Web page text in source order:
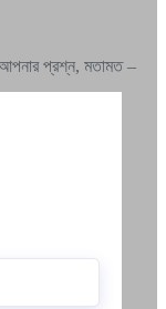
প্রশ্ন, মতামত –